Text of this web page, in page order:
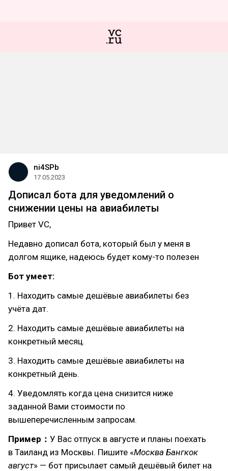
ni4SPb
17.05.2023
Дописал бота для уведомлений о
снижении цены на авиабилеты
Привет VC,
Недавно дописал бота, который был у меня в
долгом ящике, надеюсь будет кому-то полезен
Бот умеет:
1. Находить самые дешёвые авиабилеты без
учёта дат.
2. Находить самые дешёвые авиабилеты на
конкретный месяц.
3. Находить самые дешёвые авиабилеты на
конкретный день.
4. Уведомлять когда цена снизится ниже
заданной Вами стоимости по
вышеперечисленным запросам.
Пример： У Вас отпуск в августе и планы поехать
в Таиланд из Москвы. Пишите «Москва Бангкок
август» — бот присылает самый дешёвый билет на